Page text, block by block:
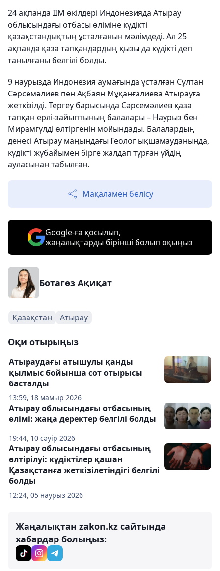
24 ақпанда ІІМ өкілдері Индонезияда Атырау
облысындағы отбасы өліміне күдікті
қазақстандықтың ұсталғанын мәлімдеді. Ал 25
ақпанда қаза тапқандардың қызы да күдікті деп
танылғаны белгілі болды.
9 наурызда Индонезия аумағында ұсталған Сұлтан
Сәрсемәлиев пен Ақбаян Мұқанғалиева Атырауға
жеткізілді. Тергеу барысында Сәрсемәлиев қаза
тапқан ерлі-зайыптының балалары – Наурыз бен
Мирамгүлді өлтіргенін мойындады. Балалардың
денесі Атырау маңындағы Геолог ықшамауданында,
күдікті жұбайымен бірге жалдап тұрған үйдің
ауласынан табылған.
Мақаламен бөлісу
Google-ға қосылып,
жаңалықтарды бірінші болып оқыңыз
Ботагөз Ақиқат
Қазақстан Атырау
Оқи отырыңыз
13:59, 18 мамыр 2026
Атыраудағы атышулы қанды
қылмыс бойынша сот отырысы
басталды
19:44, 10 сәуір 2026
Атырау облысындағы отбасының
өлімі: жаңа деректер белгілі болды
12:24, 05 наурыз 2026
Атырау облысындағы отбасының
өлтірілуі: күдіктілер қашан
Қазақстанға жеткізілетіндігі белгілі
болды
Жаңалықтан zakon.kz сайтында
хабардар болыңыз: